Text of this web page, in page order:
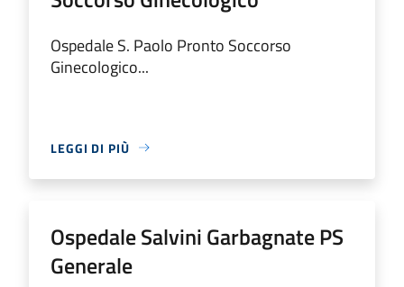
Ospedale S. Paolo Pronto Soccorso
Ginecologico...
LEGGI DI PIÙ
Ospedale Salvini Garbagnate PS
Generale